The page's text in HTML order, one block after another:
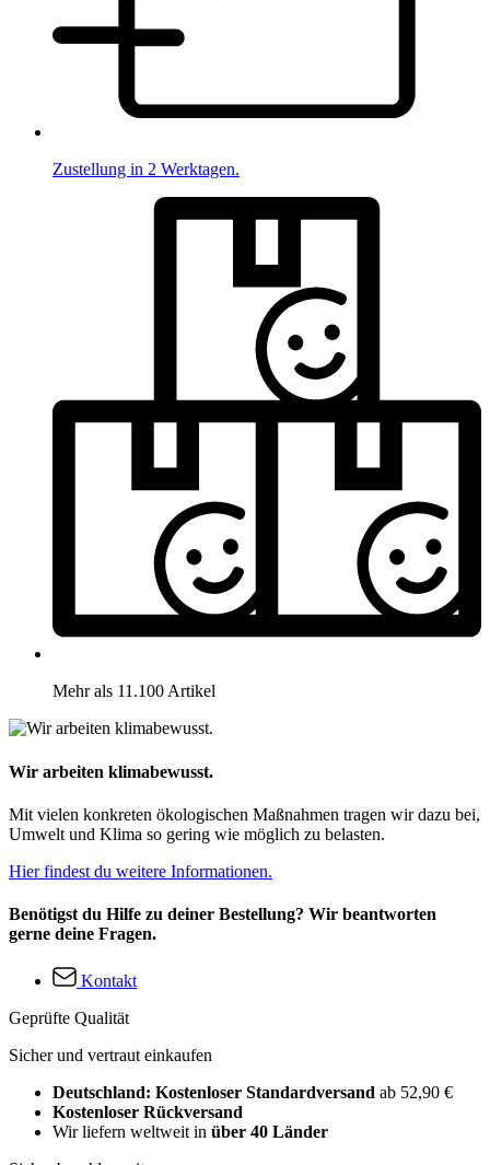
Zustellung in 2 Werktagen.
Mehr als 11.100 Artikel
Wir arbeiten klimabewusst.
Mit vielen konkreten ökologischen Maßnahmen tragen wir dazu bei,
Umwelt und Klima so gering wie möglich zu belasten.
Hier findest du weitere Informationen.
Benötigst du Hilfe zu deiner Bestellung? Wir beantworten
gerne deine Fragen.
Kontakt
Geprüfte Qualität
Sicher und vertraut einkaufen
Deutschland: Kostenloser Standardversand ab 52,90 €
Kostenloser Rückversand
Wir liefern weltweit in über 40 Länder